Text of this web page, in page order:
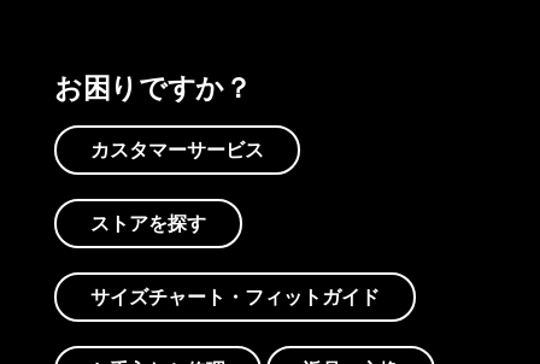
お困りですか？
カスタマーサービス
ストアを探す
サイズチャート・フィットガイド